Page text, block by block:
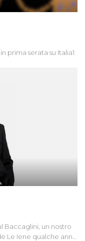
prima serata su Italia1
Baccaglini, un nostro
Le Iene qualche anno